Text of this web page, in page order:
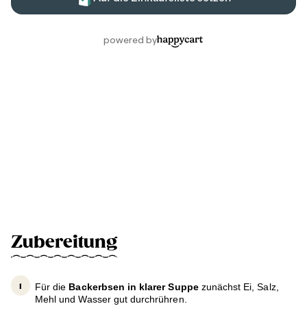
Zubereitung
Für die Backerbsen in klarer Suppezunächst Ei, Salz,
Mehl und Wasser gut durchrühren.